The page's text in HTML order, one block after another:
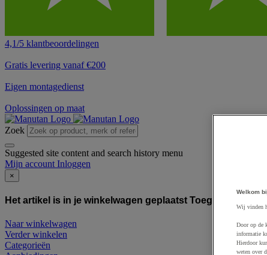
4,1/5 klantbeoordelingen
Gratis levering vanaf €200
Eigen montagedienst
Oplossingen op maat
Zoek
Suggested site content and search history menu
Mijn account Inloggen
×
Het artikel is in je winkelwagen geplaatst Toegevoegd aan
Naar winkelwagen
Verder winkelen
Categorieën
Welkom
Wij vinden
Door op de
informatie
Hierdoor
weten over